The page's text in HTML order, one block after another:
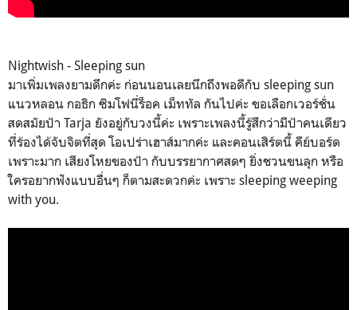
Nightwish - Sleeping sun
มาเพิ่มเพลงยามดึกค่ะ ก่อนนอนเลยนึกถึงพอดีกับ sleeping sun
แนวหลอน กอธิก ซิมโฟนี่ร็อค เม็ททัล กันไปค่ะ ขอเลือกเวอร์ชั่น
สดสมัยป้า Tarja ยังอยู่กับวงนี้ค่ะ เพราะเพลงนี้รู้สึกว่ามีป้าคนเดียว
ที่ร้องได้จับจิตที่สุด โอเปร่าเฮาส์มากค่ะ และคอนเสิร์ตนี้ คีย์บอร์ด
เพราะมาก เสียงโหยของป้า กับบรรยากาศสดๆ ยิ่งชวนขนลุก หรือ
ใครอยากฟังแบบอื่นๆ ก็ตามสะดวกค่ะ เพราะ sleeping weeping
with you.